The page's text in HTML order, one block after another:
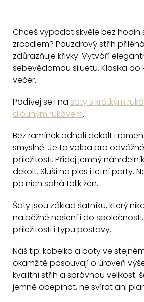
l
á
d
í
v
k
y
p
i
u
Chceš vypadat skvěle bez
zrcadlem? Pouzdrový střih
zdůrazňuje křivky. Vytváří
sebevědomou siluetu. Klasika do
večer.
Podívej se i na šaty s krátkým
dlouhým rukávem.
Bez ramínek odhalí dekolt i
smyslně. Je to volba pro
příležitosti. Přidej jemný
dekolt. Sluší na ples i letní party.
po nich sahá tolik žen.
Šaty jsou základ šatníku, který
na běžné nošení i do
příležitosti i typu postavy.
Náš tip: kabelka a boty ve
okamžitě posouvají o úroveň
kvalitní střih a správnou velikost:
jemně obepínat, ne svírat ani